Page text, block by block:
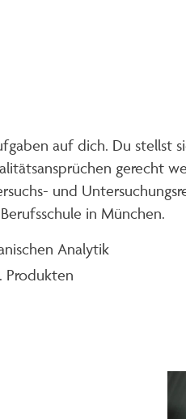
auf dich. Du stellst
gerecht
und
in München.
Analytik
Produkten